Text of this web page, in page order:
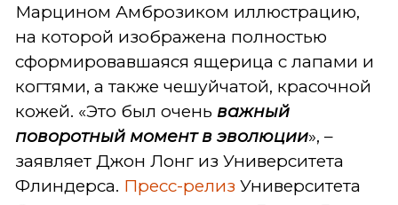
Марцином Амброзиком иллюстрацию,
на которой изображена полностью
сформировавшаяся ящерица с лапами и
когтями, а также чешуйчатой, красочной
кожей. «Это был очень важный
поворотный момент в эволюции», –
заявляет Джон Лонг из Университета
Флиндерса. Пресс-релиз Университета